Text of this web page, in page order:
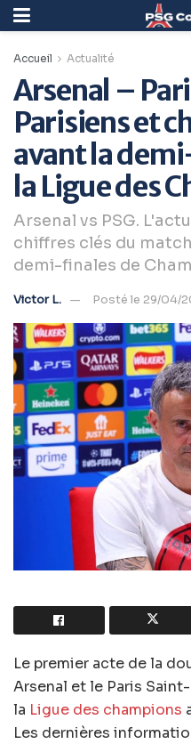
Accueil Actualité
Arsenal –
Parisiens et
avant la
la Ligue des
Arsenal vs PSG.
chiffres clés du
demi-finales de
Victor L. Posté le 29/04/
Le premier acte de la
Arsenal et le Paris
la Ligue des champions
Les dernières